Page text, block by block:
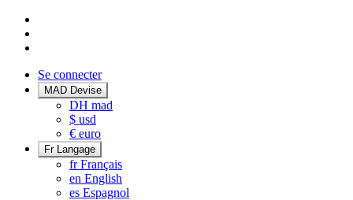
Se connecter
MAD Devise
DH mad
$ usd
€ euro
FrLangage
frFrançais
en English
es Espagnol